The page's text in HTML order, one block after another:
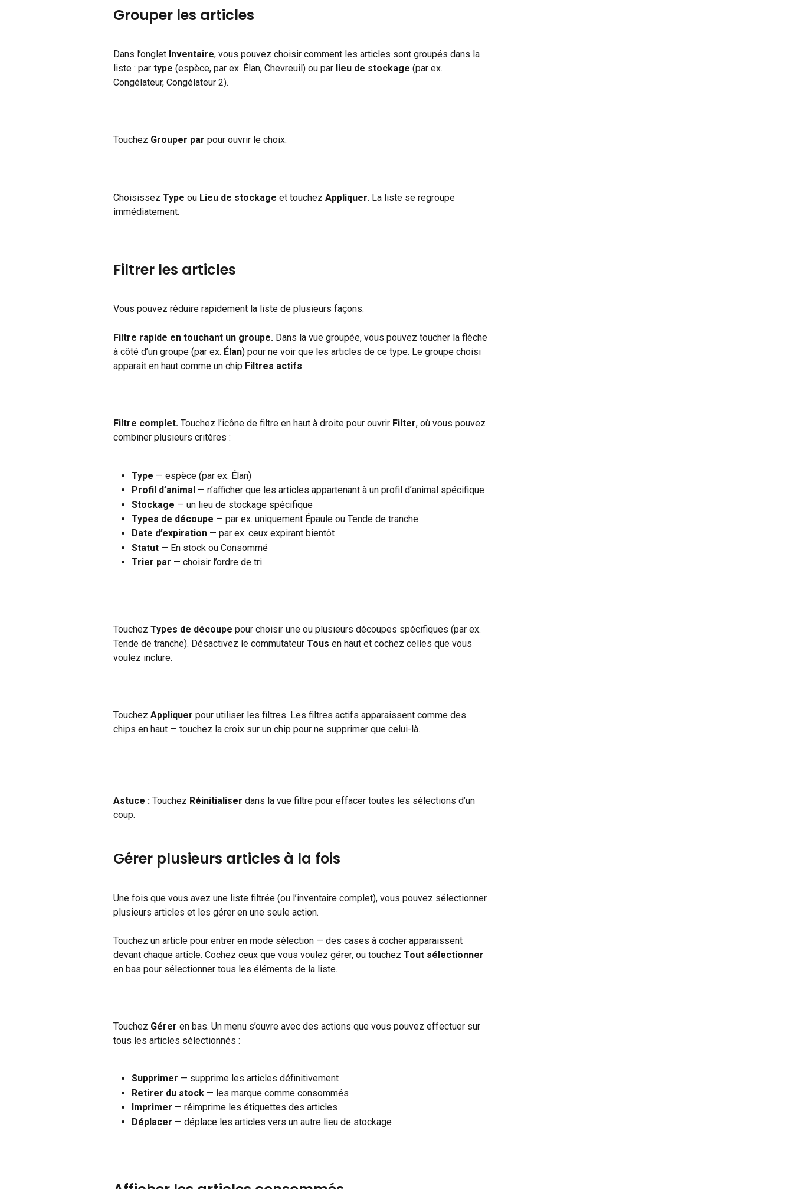
Grouper les articles
Dans l’onglet Inventaire, vous pouvez choisir comment les articles sont groupés dans la
liste : par type (espèce, par ex. Élan, Chevreuil) ou par lieu de stockage (par ex.
Congélateur, Congélateur 2).
Touchez Grouper par pour ouvrir le choix.
Choisissez Type ou Lieu de stockage et touchez Appliquer. La liste se regroupe
immédiatement.
Filtrer les articles
Vous pouvez réduire rapidement la liste de plusieurs façons.
Filtre rapide en touchant un groupe. Dans la vue groupée, vous pouvez toucher la flèche
à côté d’un groupe (par ex. Élan) pour ne voir que les articles de ce type. Le groupe choisi
apparaît en haut comme un chip Filtres actifs.
Filtre complet. Touchez l’icône de filtre en haut à droite pour ouvrir Filter, où vous pouvez
combiner plusieurs critères :
Type — espèce (par ex. Élan)
Profil d’animal — n’afficher que les articles appartenant à un profil d’animal spécifique
Stockage — un lieu de stockage spécifique
Types de découpe — par ex. uniquement Épaule ou Tende de tranche
Date d’expiration — par ex. ceux expirant bientôt
Statut — En stock ou Consommé
Trier par — choisir l’ordre de tri
Touchez Types de découpe pour choisir une ou plusieurs découpes spécifiques (par ex.
Tende de tranche). Désactivez le commutateur Tous en haut et cochez celles que vous
voulez inclure.
Touchez Appliquer pour utiliser les filtres. Les filtres actifs apparaissent comme des
chips en haut — touchez la croix sur un chip pour ne supprimer que celui-là.
Astuce : Touchez Réinitialiser dans la vue filtre pour effacer toutes les sélections d’un
coup.
Gérer plusieurs articles à la fois
Une fois que vous avez une liste filtrée (ou l’inventaire complet), vous pouvez sélectionner
plusieurs articles et les gérer en une seule action.
Touchez un article pour entrer en mode sélection — des cases à cocher apparaissent
devant chaque article. Cochez ceux que vous voulez gérer, ou touchez Tout sélectionner
en bas pour sélectionner tous les éléments de la liste.
Touchez Gérer en bas. Un menu s’ouvre avec des actions que vous pouvez effectuer sur
tous les articles sélectionnés :
Supprimer — supprime les articles définitivement
Retirer du stock — les marque comme consommés
Imprimer — réimprime les étiquettes des articles
Déplacer — déplace les articles vers un autre lieu de stockage